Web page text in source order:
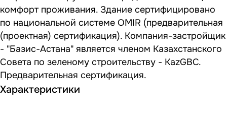
комфорт проживания. Здание сертифицировано
по национальной системе OMIR (предварительная
(проектная) сертификация). Компания-застройщик
- "Базис-Астана" является членом Казахстанского
Совета по зеленому строительству - KazGBC.
Предварительная сертификация.
Характеристики